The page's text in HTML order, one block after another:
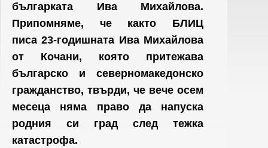
българката Ива Михайлова.
Припомняме, че както БЛИЦ
писа 23-годишната Ива Михайлова
от Кочани, която притежава
българско и северномакедонско
гражданство, твърди, че вече осем
месеца няма право да напуска
родния си град след тежка
катастрофа.